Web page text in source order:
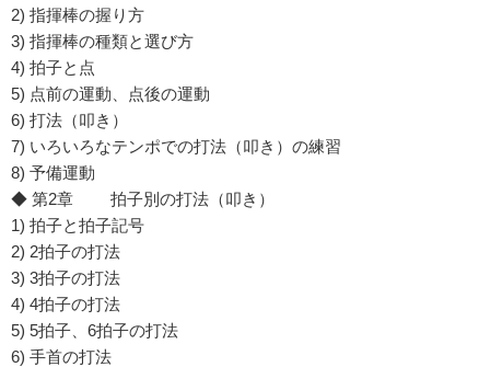
2) 指揮棒の握り方
3) 指揮棒の種類と選び方
4) 拍子と点
5) 点前の運動、点後の運動
6) 打法（叩き）
7) いろいろなテンポでの打法（叩き）の練習
8) 予備運動
◆ 第2章 拍子別の打法（叩き）
1) 拍子と拍子記号
2) 2拍子の打法
3) 3拍子の打法
4) 4拍子の打法
5) 5拍子、6拍子の打法
6) 手首の打法